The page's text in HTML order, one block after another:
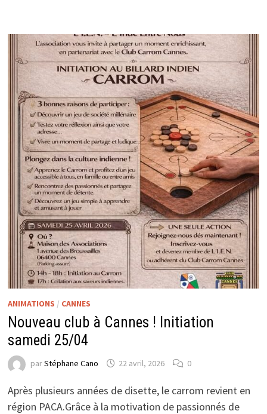
18
ET
AVRIL
DERNIERS :
GRANDIOSE !!
ANIMATIONS / CANNES
Nouveau club à Cannes ! Initiation
samedi 25/04
parStéphane Cano 22 avril, 2026 0
Après plusieurs années de disette, le carrom revient en
région PACA.Grâce à la motivation de passionnés de